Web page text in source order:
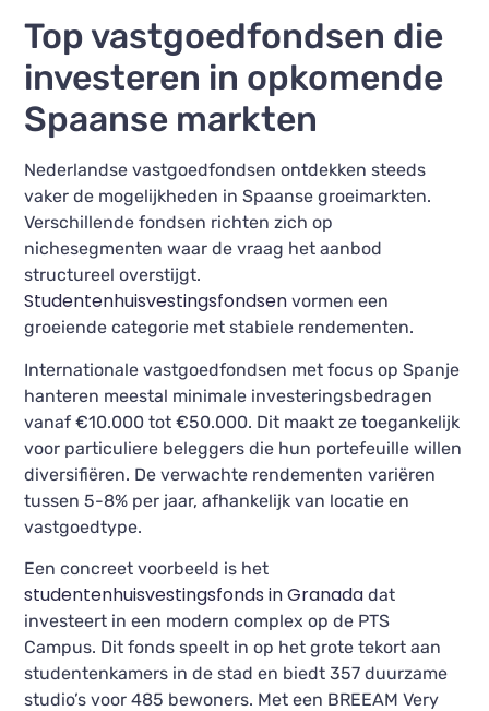
Top vastgoedfondsen die
investeren in opkomende
Spaanse markten
Nederlandse vastgoedfondsen ontdekken steeds
vaker de mogelijkheden in Spaanse groeimarkten.
Verschillende fondsen richten zich op
nichesegmenten waar de vraag het aanbod
structureel overstijgt.
Studentenhuisvestingsfondsen vormen een
groeiende categorie met stabiele rendementen.
Internationale vastgoedfondsen met focus op Spanje
hanteren meestal minimale investeringsbedragen
vanaf €10.000 tot €50.000. Dit maakt ze toegankelijk
voor particuliere beleggers die hun portefeuille willen
diversifiëren. De verwachte rendementen variëren
tussen 5-8% per jaar, afhankelijk van locatie en
vastgoedtype.
Een concreet voorbeeld is het
studentenhuisvestingsfonds in Granada dat
investeert in een modern complex op de PTS
Campus. Dit fonds speelt in op het grote tekort aan
studentenkamers in de stad en biedt 357 duurzame
studio’s voor 485 bewoners. Met een BREEAM Very